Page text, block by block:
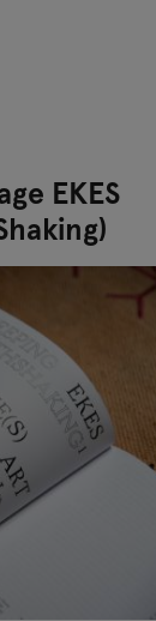
EKES